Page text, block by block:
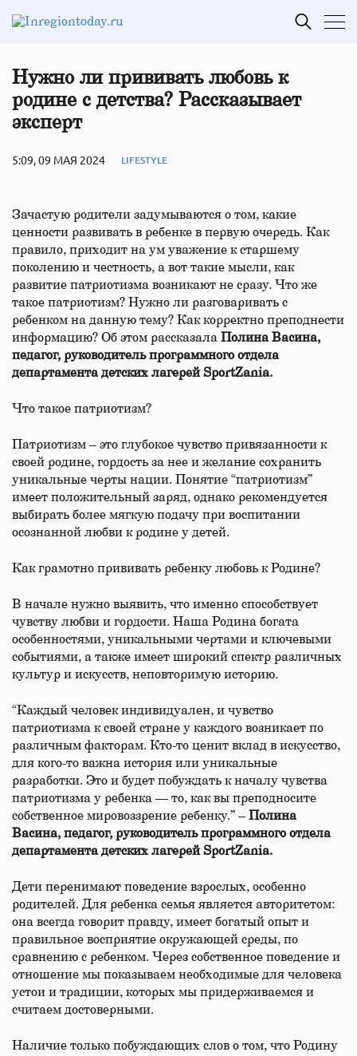
Нужно ли прививать любовь к
родине с детства? Рассказывает
эксперт
5:09, 09 МАЯ 2024 LIFESTYLE
Зачастую родители задумываются о том, какие
ценности развивать в ребенке в первую очередь. Как
правило, приходит на ум уважение к старшему
поколению и честность, а вот такие мысли, как
развитие патриотизма возникают не сразу. Что же
такое патриотизм? Нужно ли разговаривать с
ребенком на данную тему? Как корректно преподнести
информацию? Об этом рассказала Полина Васина,
педагог, руководитель программного отдела
департамента детских лагерей SportZania.
Что такое патриотизм?
Патриотизм – это глубокое чувство привязанности к
своей родине, гордость за нее и желание сохранить
уникальные черты нации. Понятие “патриотизм”
имеет положительный заряд, однако рекомендуется
выбирать более мягкую подачу при воспитании
осознанной любви к родине у детей.
Как грамотно прививать ребенку любовь к Родине?
В начале нужно выявить, что именно способствует
чувству любви и гордости. Наша Родина богата
особенностями, уникальными чертами и ключевыми
событиями, а также имеет широкий спектр различных
культур и искусств, неповторимую историю.
“Каждый человек индивидуален, и чувство
патриотизма к своей стране у каждого возникает по
различным факторам. Кто-то ценит вклад в искусство,
для кого-то важна история или уникальные
разработки. Это и будет побуждать к началу чувства
патриотизма у ребенка — то, как вы преподносите
собственное мировоззрение ребенку.” – Полина
Васина, педагог, руководитель программного отдела
департамента детских лагерей SportZania.
Дети перенимают поведение взрослых, особенно
родителей. Для ребенка семья является авторитетом:
она всегда говорит правду, имеет богатый опыт и
правильное восприятие окружающей среды, по
сравнению с ребенком. Через собственное поведение и
отношение мы показываем необходимые для человека
устои и традиции, которых мы придерживаемся и
считаем достоверными.
Наличие только побуждающих слов о том, что Родину